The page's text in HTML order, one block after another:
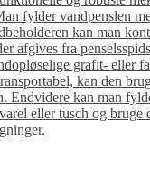
fylder vandpenslen
kan man
afgives fra
grafit- eller
kan den
Endvidere kan man
eller tusch og bruge